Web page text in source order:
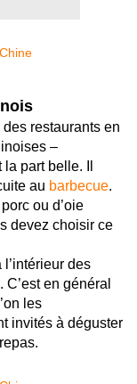
restaurants en
–
part belle. Il
au barbecue.
ou d’oie
devez choisir ce
des
en général
les
invités à déguster